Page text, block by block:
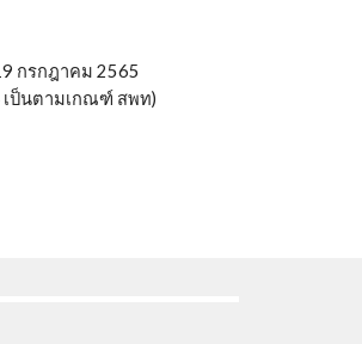
กรกฎาคม 2565
เป็นตามเกณฑ์ สพท)